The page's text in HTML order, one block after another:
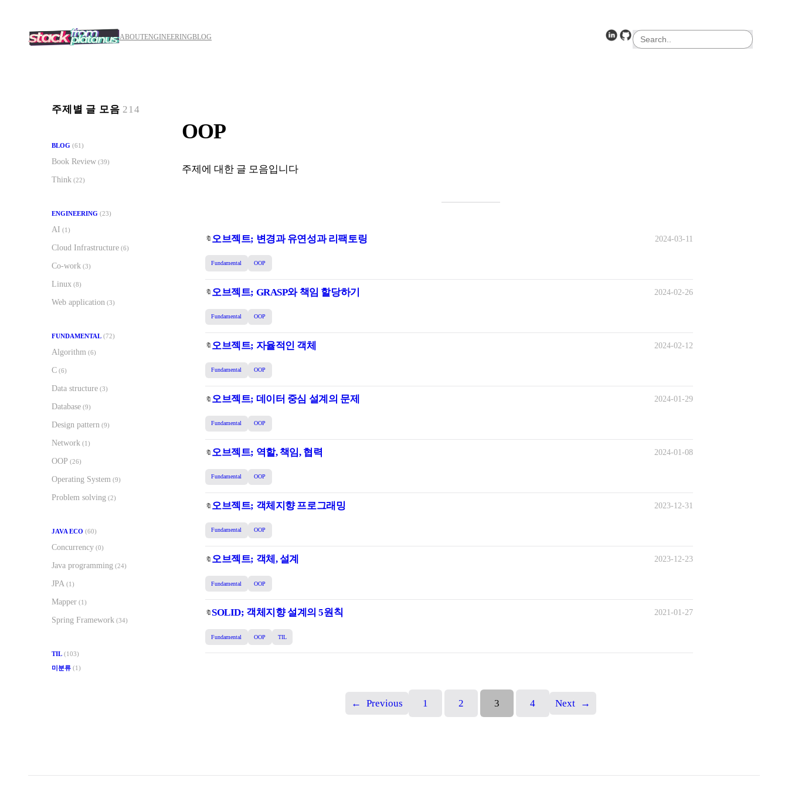
ABOUTENGINEERINGBLOG
검
색
주제별 글 모음 214
BLOG (61)
Book Review (39)
Think (22)
ENGINEERING (23)
AI (1)
Cloud Infrastructure (6)
Co-work (3)
Linux (8)
Web application (3)
FUNDAMENTAL (72)
Algorithm (6)
C (6)
Data structure (3)
Database (9)
Design pattern (9)
Network (1)
OOP (26)
Operating System (9)
Problem solving (2)
JAVA ECO (60)
Concurrency (0)
Java programming (24)
JPA (1)
Mapper (1)
Spring Framework (34)
TIL (103)
미분류 (1)
OOP
주제에 대한 글 모음입니다
🔖 오브젝트; 변경과 유연성과 리팩토링 2024-03-11
Fundamental OOP
🔖 오브젝트; GRASP와 책임 할당하기 2024-02-26
Fundamental OOP
🔖 오브젝트; 자율적인 객체 2024-02-12
Fundamental OOP
🔖 오브젝트; 데이터 중심 설계의 문제 2024-01-29
Fundamental OOP
🔖 오브젝트; 역할, 책임, 협력 2024-01-08
Fundamental OOP
🔖 오브젝트; 객체지향 프로그래밍 2023-12-31
Fundamental OOP
🔖 오브젝트; 객체, 설계 2023-12-23
Fundamental OOP
🔖SOLID; 객체지향 설계의 5원칙 2021-01-27
Fundamental OOP TIL
← Previous 1 2 3 4 Next →